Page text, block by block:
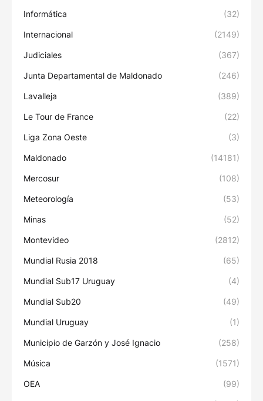
Informática (32)
Internacional (2149)
Judiciales (367)
Junta Departamental de Maldonado (246)
Lavalleja (389)
Le Tour de France (22)
Liga Zona Oeste (3)
Maldonado (14181)
Mercosur (108)
Meteorología (53)
Minas (52)
Montevideo (2812)
Mundial Rusia 2018 (65)
Mundial Sub17 Uruguay (4)
Mundial Sub20 (49)
Mundial Uruguay (1)
Municipio de Garzón y José Ignacio (258)
Música (1571)
OEA (99)